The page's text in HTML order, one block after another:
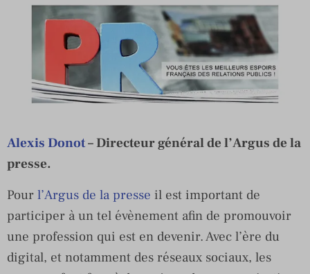
Alexis Donot– Directeur général de l’Argus de la
presse.
Pour l’Argus de la presse il est important de
participer à un tel évènement afin de promouvoir
une profession qui est en devenir. Avec l’ère du
digital, et notamment des réseaux sociaux, les